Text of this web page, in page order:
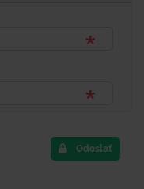
Odoslať